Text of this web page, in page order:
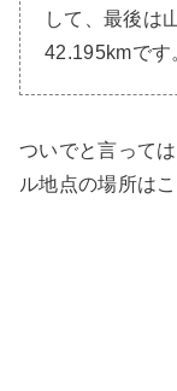
して、最後は
42.195kmです
ついでと言って
ル地点の場所はこ